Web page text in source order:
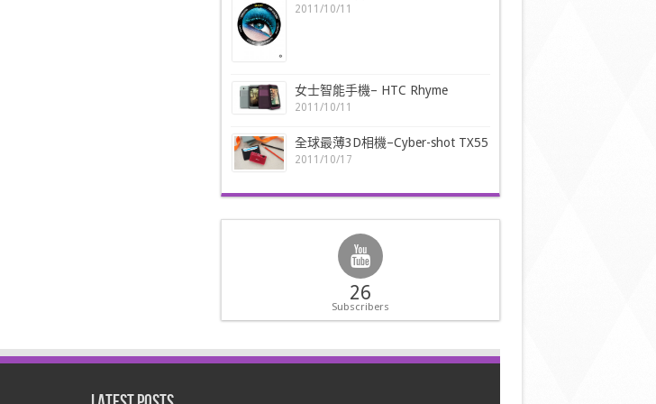
2011/10/11
女士智能手機– HTC Rhyme
2011/10/11
全球最薄3D相機–Cyber-shot TX55
2011/10/17
26
Subscribers